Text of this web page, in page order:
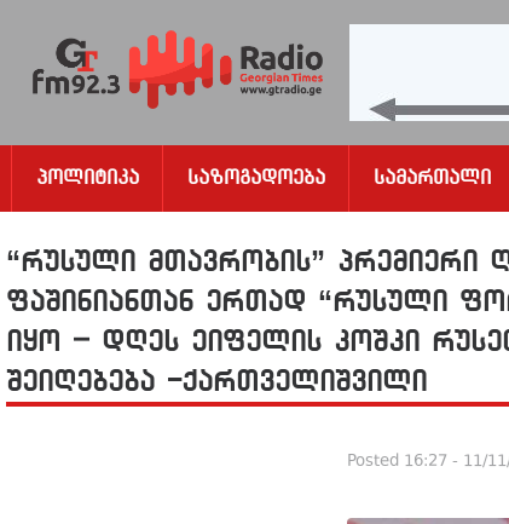
Პოლიტიკა Საზოგადოება Სამართალი
“რუსული მთავრობის” პრემიერი
ფაშინიანთან ერთად “რუსული
იყო – დღეს ეიფელის კოშკი
შეიღებება -ქართველიშვილი
Posted 16:27 - 11/